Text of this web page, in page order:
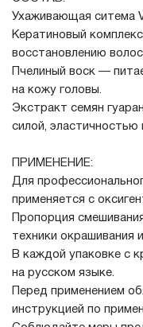
Ухаживающая ситема
Кератиновый
восстановлению
Пчелиный воск —
на кожу головы.
Экстракт семян
силой, эластичностью
ПРИМЕНЕНИЕ:
Для
применяется с
Пропорция
техники окрашивания
В каждой упаковке с
на русском языке.
Перед применением
инструкцией по